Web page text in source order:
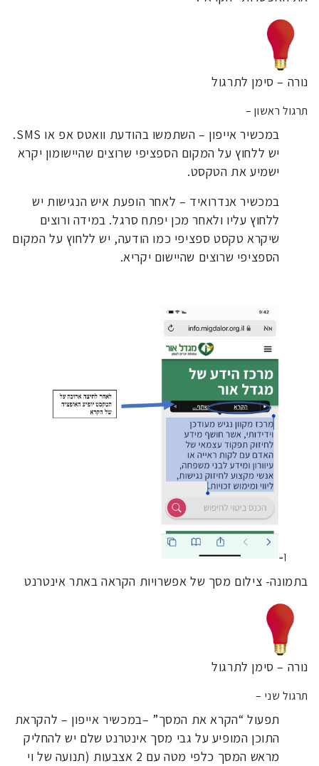
נורה – סימן לתרגול
תרגול ראשון –
במכשיר אייפון – השתמשו בהודעת וואטס אפ או SMS.
יש ללחוץ על המקום הספציפי שרוצים שהיישומון יקרא
ישמיע את הטקסט.
במכשיר אנדרואיד – לאחר הופעת איש הנגישות יש
ללחוץ עליו ולאחר מכן יפתח סרגל. במידה ורוצים
שיקרא טקסט ספציפי כמו הודעה, יש ללחוץ על המקום
הספציפי שרוצים שהיישום יקריא.
בתמונה- צילום מסך של אפשרויות הקראה באתר אינטרנט
נורה – סימן לתרגול
תרגול שני –
תפעול “הקרא את המסך” –במכשיר אייפון – להקראת
התוכן המופיע על גבי מסך אינטרנט שלם יש להחליק
מראש המסך כלפי מטה עם 2 אצבעות (תנועה של וי